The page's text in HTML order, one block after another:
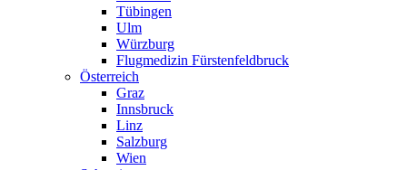
Tübingen
Ulm
Würzburg
Flugmedizin Fürstenfeldbruck
Österreich
Graz
Innsbruck
Linz
Salzburg
Wien